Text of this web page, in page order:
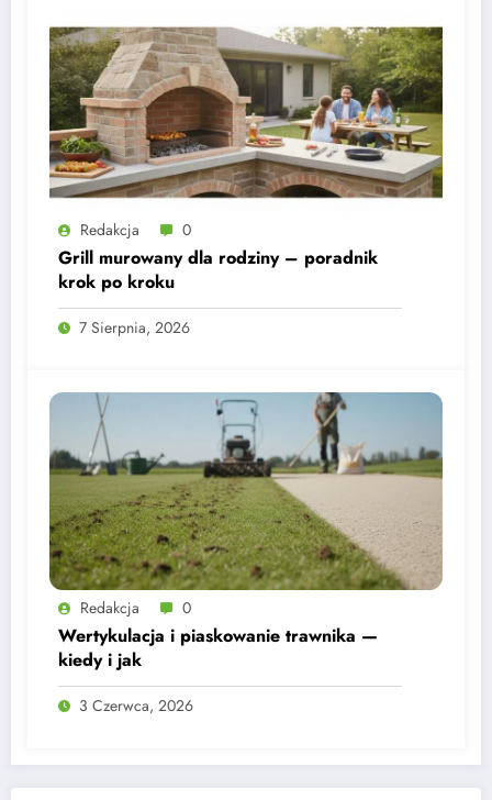
Redakcja 0
Grill murowany dla rodziny – poradnik
krok po kroku
7 Sierpnia, 2026
Redakcja 0
Wertykulacja i piaskowanie trawnika —
kiedy i jak
3 Czerwca, 2026